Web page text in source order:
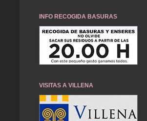
INFO RECOGIDA BASURAS
VISITAS A VILLENA